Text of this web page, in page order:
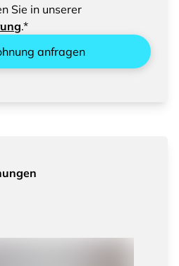
Sie in unserer
.*
anfragen